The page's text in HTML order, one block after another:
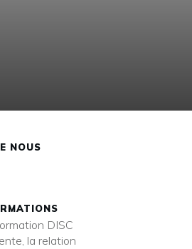
NOUS
DISC
la relation